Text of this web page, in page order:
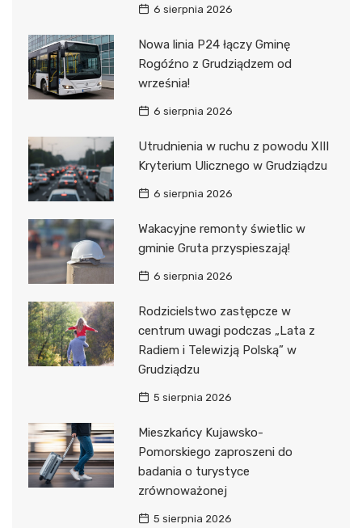
6 sierpnia 2026
Nowa linia P24 łączy Gminę
Rogóźno z Grudziądzem od
września!
6 sierpnia 2026
Utrudnienia w ruchu z powodu XIII
Kryterium Ulicznego w Grudziądzu
6 sierpnia 2026
Wakacyjne remonty świetlic w
gminie Gruta przyspieszają!
6 sierpnia 2026
Rodzicielstwo zastępcze w
centrum uwagi podczas „Lata z
Radiem i Telewizją Polską” w
Grudziądzu
5 sierpnia 2026
Mieszkańcy Kujawsko-
Pomorskiego zaproszeni do
badania o turystyce
zrównoważonej
5 sierpnia 2026